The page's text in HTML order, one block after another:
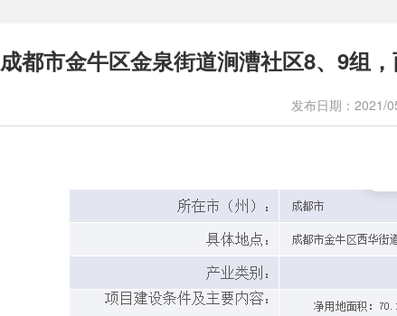
成都市金牛区金泉街道涧漕社区8、9组
发布日期：2021/